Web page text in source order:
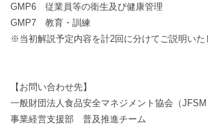
GMP6 従業員等の衛生及び健康管理
GMP7 教育・訓練
※当初解説予定内容を計2回に分けてご説明いた
【お問い合わせ先】
一般財団法人食品安全マネジメント協会（JFSM
事業経営支援部 普及推進チーム